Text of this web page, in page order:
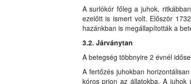
A surlókór főleg a juhok,
ezelőtt is ismert volt. Először
hazánkban is megállapították a
3.2. Járványtan
A betegség többnyire 2 évnél
A fertőzés juhokban
kóros prion az állatokba. A juhok